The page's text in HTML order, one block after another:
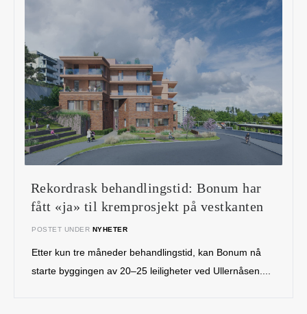
Rekordrask behandlingstid: Bonum har
fått «ja» til kremprosjekt på vestkanten
POSTET UNDER NYHETER
Etter kun tre måneder behandlingstid, kan Bonum nå
starte byggingen av 20–25 leiligheter ved Ullernåsen....